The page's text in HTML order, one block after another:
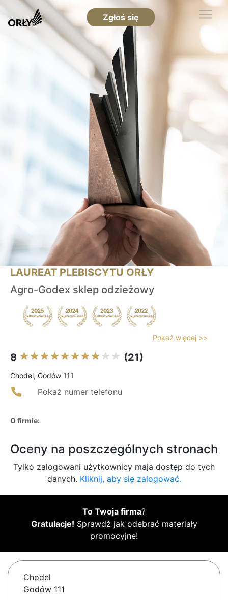
Zgłoś się
LAUREAT PLEBISCYTU ORŁY
Agro-Godex sklep odzieżowy
Pokaż więcej >>
8 (21)
Chodel, Godów 111
Pokaż numer telefonu
O firmie:
Oceny na poszczególnych stronach
Tylko zalogowani użytkownicy maja dostęp do tych
danych. Kliknij, aby się zalogować.
To Twoja firma?
Gratulacje! Sprawdź jak odebrać materiały
promocyjne!
Chodel
Godów 111